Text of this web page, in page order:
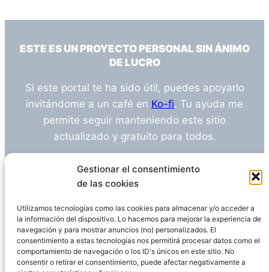
Gestionar el consentimiento
de las cookies
Utilizamos tecnologías como las cookies para almacenar y/o acceder a
la información del dispositivo. Lo hacemos para mejorar la experiencia de
navegación y para mostrar anuncios (no) personalizados. El
consentimiento a estas tecnologías nos permitirá procesar datos como el
comportamiento de navegación o los ID's únicos en este sitio. No
consentir o retirar el consentimiento, puede afectar negativamente a
ESTE ES UN PROYECTO PERSONAL SIN ÁNIMO
DE LUCRO
Si este portal te ha sido útil, puedes apoyarlo
invitándome a un café en Ko-fi. Tu ayuda me
permite seguir manteniendo este sitio
actualizado y gratuito para todos.
¿Tienes alguna duda o sugerencia? Escríbeme
info@empleosanitarioinvestigacion.es
Descargo de Responsabilidad
Declaración de Privacidad Política de cookies